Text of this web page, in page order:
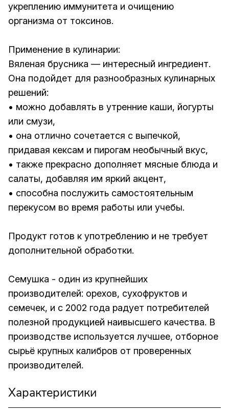
укреплению иммунитета и очищению
организма от токсинов.
Применение в кулинарии:
Вяленая брусника — интересный ингредиент.
Она подойдет для разнообразных кулинарных
решений:
• можно добавлять в утренние каши, йогурты
или смузи,
• она отлично сочетается с выпечкой,
придавая кексам и пирогам необычный вкус,
• также прекрасно дополняет мясные блюда и
салаты, добавляя им яркий акцент,
• способна послужить самостоятельным
перекусом во время работы или учебы.
Продукт готов к употреблению и не требует
дополнительной обработки.
Семушка - один из крупнейших
производителей: орехов, сухофруктов и
семечек, и с 2002 года радует потребителей
полезной продукцией наивысшего качества. В
производстве используется лучшее, отборное
сырьё крупных калибров от проверенных
производителей.
Характеристики